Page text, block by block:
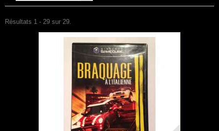
Résultats 1 - 29 sur 29.